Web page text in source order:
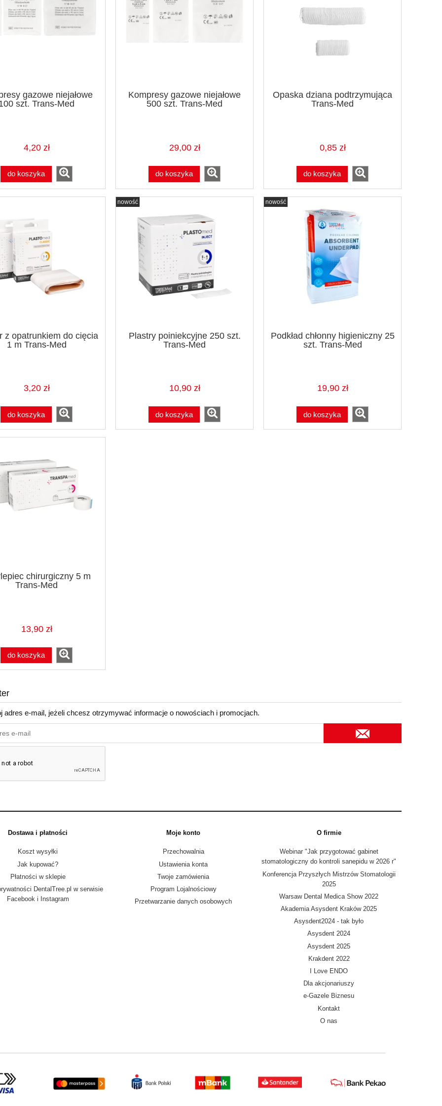
gazowe niejałowe
szt. Trans-Med
4,20 zł
do koszyka
Kompresy gazowe niejałowe
500 szt. Trans-Med
29,00 zł
do koszyka
Opaska dziana podtrzymująca
Trans-Med
0,85 zł
do koszyka
z opatrunkiem do cięcia
1 m Trans-Med
3,20 zł
do koszyka
Plastry poiniekcyjne 250 szt.
Trans-Med
10,90 zł
do koszyka
nowość
Podkład chłonny higieniczny 25
szt. Trans-Med
19,90 zł
do koszyka
nowość
chirurgiczny 5 m
Trans-Med
13,90 zł
do koszyka
adres e-mail, jeżeli chcesz otrzymywać informacje o nowościach i promocjach.
Dostawa i płatności
Koszt wysyłki
Jak kupować?
Płatności w sklepie
DentalTree.pl w serwisie
Facebook i Instagram
Moje konto
Przechowalnia
Ustawienia konta
Twoje zamówienia
Program Lojalnościowy
Przetwarzanie danych osobowych
O firmie
Webinar "Jak przygotować gabinet
stomatologiczny do kontroli sanepidu w 2026 r"
Konferencja Przyszłych Mistrzów Stomatologii
2025
Warsaw Dental Medica Show 2022
Akademia Asysdent Kraków 2025
Asysdent2024 - tak było
Asysdent 2024
Asysdent 2025
Krakdent 2022
I Love ENDO
Dla akcjonariuszy
e-Gazele Biznesu
Kontakt
O nas